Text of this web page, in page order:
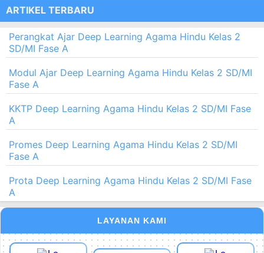
ARTIKEL TERBARU
Perangkat Ajar Deep Learning Agama Hindu Kelas 2
SD/MI Fase A
Modul Ajar Deep Learning Agama Hindu Kelas 2 SD/MI
Fase A
KKTP Deep Learning Agama Hindu Kelas 2 SD/MI Fase
A
Promes Deep Learning Agama Hindu Kelas 2 SD/MI
Fase A
Prota Deep Learning Agama Hindu Kelas 2 SD/MI Fase
A
LAYANAN KAMI